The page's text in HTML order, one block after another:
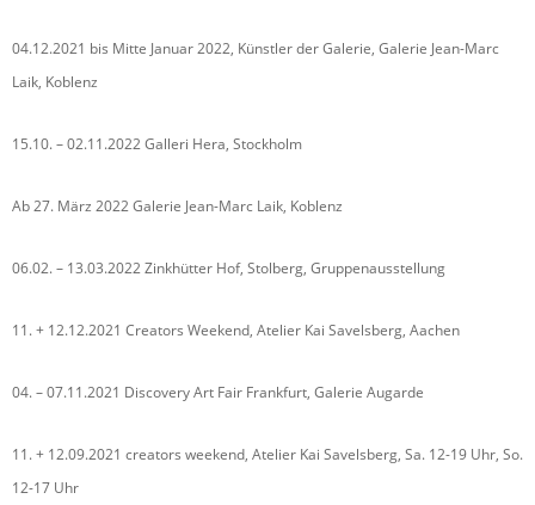
04.12.2021 bis Mitte Januar 2022, Künstler der Galerie, Galerie Jean-Marc
Laik, Koblenz
15.10. – 02.11.2022 Galleri Hera, Stockholm
Ab 27. März 2022 Galerie Jean-Marc Laik, Koblenz
06.02. – 13.03.2022 Zinkhütter Hof, Stolberg, Gruppenausstellung
11. + 12.12.2021 Creators Weekend, Atelier Kai Savelsberg, Aachen
04. – 07.11.2021 Discovery Art Fair Frankfurt, Galerie Augarde
11. + 12.09.2021 creators weekend, Atelier Kai Savelsberg, Sa. 12-19 Uhr, So.
12-17 Uhr